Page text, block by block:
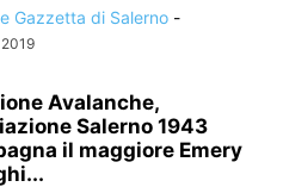
Gazzetta di Salerno -
Avalanche,
Salerno 1943
il maggiore Emery